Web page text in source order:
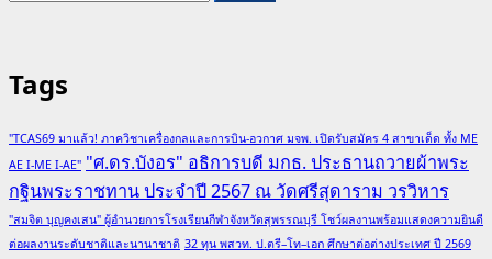
Tags
"TCAS69 มาแล้ว! ภาควิชาเครื่องกลและการบิน-อวกาศ มจพ. เปิดรับสมัคร 4 สาขาเด็ด ทั้ง ME
AE I-ME I-AE" "ศ.ดร.บังอร" อธิการบดี มกธ. ประธานถวายผ้าพระ
กฐินพระราชทาน ประจำปี 2567 ณ วัดศรีสุดาราม วรวิหาร
"สมจิต บุญคงเสน" ผู้อำนวยการโรงเรียนกีฬาจังหวัดสุพรรณบุรี โชว์ผลงานพร้อมแสดงความยินดี
ต่อผลงานระดับชาติและนานาชาติ 32 ทุน พสวท. ป.ตรี–โท–เอก ศึกษาต่อต่างประเทศ ปี 2569